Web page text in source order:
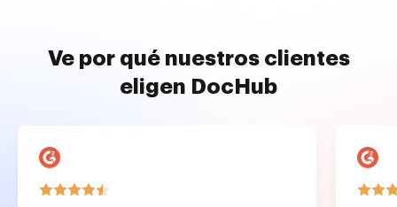
Ve por qué nuestros clientes
eligen DocHub